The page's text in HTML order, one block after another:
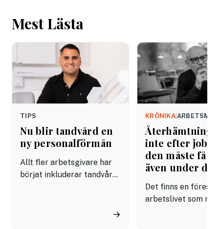
Mest Lästa
TIPS
Nu blir tandvård en
ny personalförmån
Allt fler arbetsgivare har
börjat inkluderar tandvård i
miljon svenskar uppger att
→
KRÖNIKA|
Återhämtning
inte efter
den måste få
även under
Det finns en
arbetslivet som